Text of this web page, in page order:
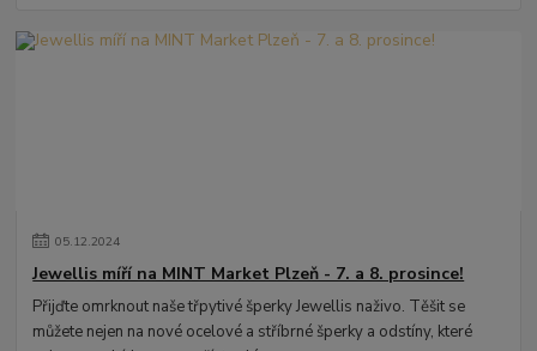
05.12.2024
Jewellis míří na MINT Market Plzeň - 7. a 8. prosince!
Přijďte omrknout naše třpytivé šperky Jewellis naživo. Těšit se
můžete nejen na nové ocelové a stříbrné šperky a odstíny, které